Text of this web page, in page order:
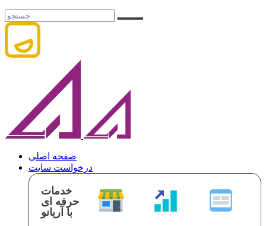
صفحه اصلی
درخواست سایت
خدمات
حرفه ای
با آریانو